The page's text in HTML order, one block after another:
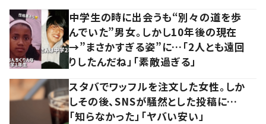
中学生の時に出会うも“別々の道を歩
んでいた”男女。しかし10年後の現在
→”まさかすぎる姿”に…「2人とも遠回
りしたんだね」「素敵過ぎる」
スタバでワッフルを注文した女性。しか
しその後、SNSが騒然とした投稿に…
「知らなかった」「ヤバい安い」